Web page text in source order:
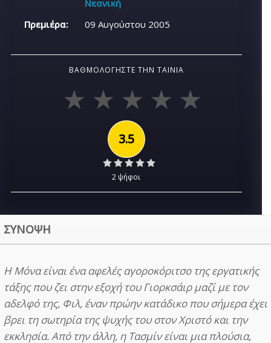
Νεανική
Πρεμιέρα:
09 Αυγούστου 2005
ΒΑΘΜΟΛΟΓΉΣΤΕ ΤΗΝ ΤΑΙΝΊΑ
3.5
2 ψήφοι
ΣΥΝΟΨΗ
Η Μόνα είναι ένα αφελές αγοροκόριτσο της εργατικής
τάξης που ζει στην εξοχή του Γιορκσάιρ μαζί με τον
αδελφό της, Φιλ, έναν πρώην κατάδικο που σήμερα έχει
βρει τη σωτηρία της ψυχής του στον Χριστό και την
εκκλησία. Από την άλλη, η Τασμίν είναι μια πλούσια,